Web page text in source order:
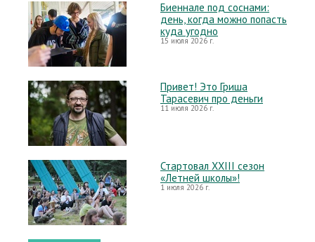
Биеннале под соснами:
день, когда можно попасть
куда угодно
15 июля 2026 г.
Привет! Это Гриша
Тарасевич про деньги
11 июля 2026 г.
Стартовал XXIII сезон
«Летней школы»!
1 июля 2026 г.